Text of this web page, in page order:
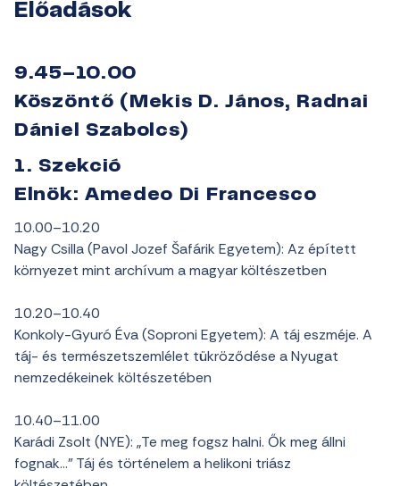
Előadások
9.45–10.00
Köszöntő (Mekis D. János, Radnai
Dániel Szabolcs)
1. Szekció
Elnök: Amedeo Di Francesco
10.00–10.20
Nagy Csilla (Pavol Jozef Šafárik Egyetem): Az épített
környezet mint archívum a magyar költészetben
10.20–10.40
Konkoly-Gyuró Éva (Soproni Egyetem): A táj eszméje. A
táj- és természetszemlélet tükröződése a Nyugat
nemzedékeinek költészetében
10.40–11.00
Karádi Zsolt (NYE): „Te meg fogsz halni. Ők meg állni
fognak…” Táj és történelem a helikoni triász